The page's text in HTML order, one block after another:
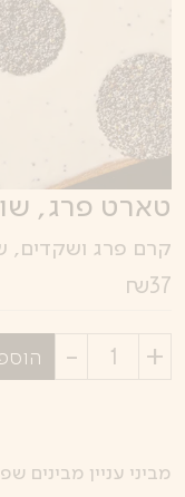
טארט פרג,
קרם פרג ושקדים,
37
₪
בחר
מביני עניין מבינים